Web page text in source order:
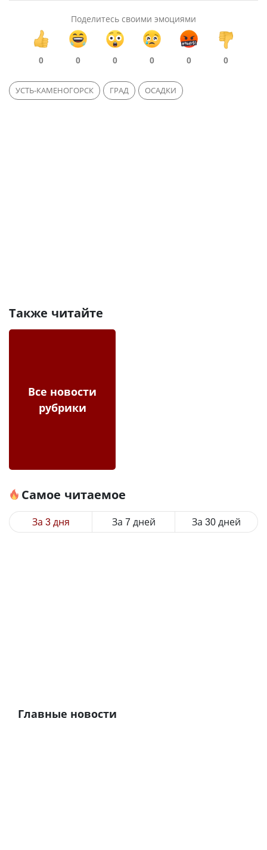
Поделитесь своими эмоциями
0 0 0 0 0 0
УСТЬ-КАМЕНОГОРСК ГРАД ОСАДКИ
Также читайте
Все новости
рубрики
Самое читаемое
За 3 дня За 7 дней За 30 дней
Главные новости